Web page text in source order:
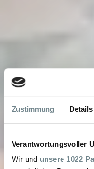
Zustimmung Details
Verantwortungsvoller
Wir und unsere 1022